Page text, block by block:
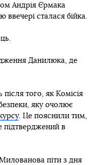
Андрія Єрмака
сталася бійка.
Данилюка, де
того, як Комісія
яку очолює
. Це пояснили тим,
в
піти з дня